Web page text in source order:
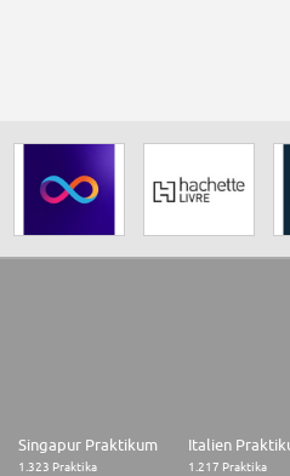
Singapur Praktikum
1.323 Praktika
Italien
1.217 Praktika